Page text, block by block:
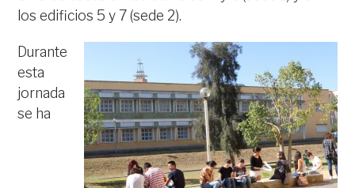
los edificios 5 y 7 (sede 2).
Durante
esta
jornada
se ha